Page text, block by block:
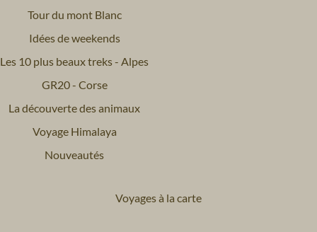
Tour du mont Blanc
Idées de weekends
Les 10 plus beaux treks - Alpes
GR20 - Corse
La découverte des animaux
Voyage Himalaya
Nouveautés
Voyages à la carte